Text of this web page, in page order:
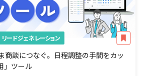
リードジェネレーション
商談につなぐ。日程調整の手間をカッ
」ツール